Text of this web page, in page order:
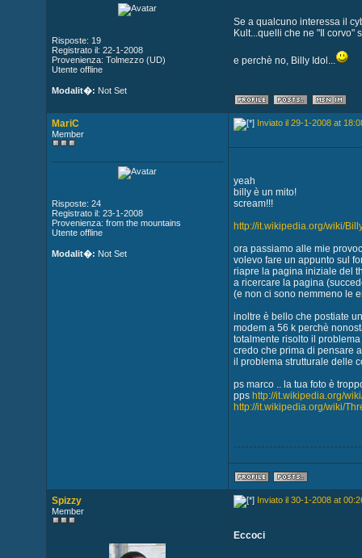
Risposte: 19
Registrato il: 22-1-2008
Provenienza: Tolmezzo (UD)
Utente offline
Modalit�: Not Set
Se a qualcuno interessa il
Kult...quelli che ne "Il corvo"
e perchè no, Billy Idol...
MariC
Member
Risposte: 24
Registrato il: 23-1-2008
Provenienza: from the mountains
Utente offline
Modalit�: Not Set
Inviato il 29-1-2008 at
yeah
billy è un mito!
scream!!!
http://it.wikipedia.org/wiki/
ora passiamo alle mie
volevo fare un appunto sul
riapre la pagina iniziale del
a ricercare la pagina
(e non ci sono nemmeno le
inoltre è bello che postiate
modem a 56 k perchè
totalmente risolto il
credo che prima di pensare
il problema strutturale delle
ps marco .. la tua foto è
pps http://it.wikipedia.org/
http://it.wikipedia.org/wiki/
Spizzy
Member
Inviato il 30-1-2008 at
Eccoci